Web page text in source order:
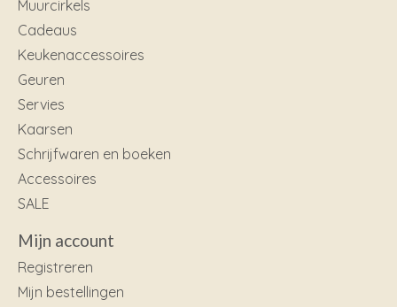
Muurcirkels
Cadeaus
Keukenaccessoires
Geuren
Servies
Kaarsen
Schrijfwaren en boeken
Accessoires
SALE
Mijn account
Registreren
Mijn bestellingen